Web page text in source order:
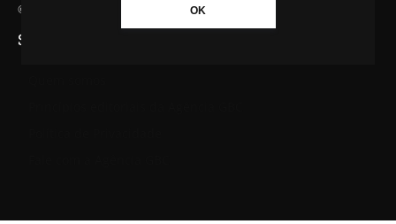
OK
© Agência GBC. Aqui tem notícia. Todos os direitos reservados.
SAIBA MAIS SOBRE A AGÊNCIA GBC